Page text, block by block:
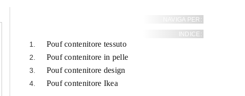
NAVIGA PER:
INDICE:
Pouf contenitore tessuto
Pouf contenitore in pelle
Pouf contenitore design
Pouf contenitore Ikea